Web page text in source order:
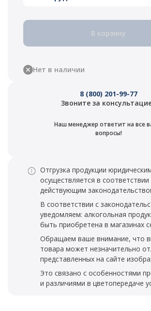
В корзину
Нет в наличии
8 (800) 201-99-77
Звоните за
Наш менеджер ответит на все
вопросы!
Отгрузка продукции
осуществляется в соответствии
действующим
В соответствии с
уведомляем: алкогольная
быть приобретена в магазинах
Обращаем ваше внимание, что
товара может незначительно
представленных на сайте
Это связано с особенностями
и различиями в цветопередаче